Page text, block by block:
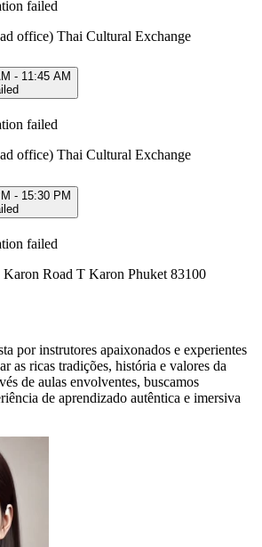
failed
office) Thai Cultural Exchange
- 11:45 AM
failed
office) Thai Cultural Exchange
- 15:30 PM
failed
Road T Karon Phuket 83100
por instrutores apaixonados e experientes
as ricas tradições, história e valores da
de aulas envolventes, buscamos
de aprendizado autêntica e imersiva